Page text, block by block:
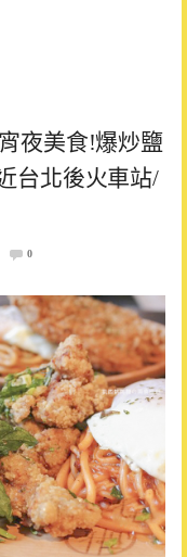
夜美食!爆炒鹽
台北後火車站/
0